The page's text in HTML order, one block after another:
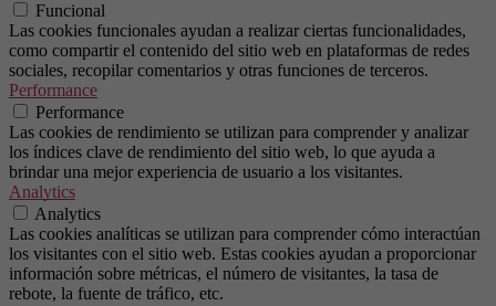
Funcional
Las cookies funcionales ayudan a realizar ciertas funcionalidades,
como compartir el contenido del sitio web en plataformas de redes
sociales, recopilar comentarios y otras funciones de terceros.
Performance
Performance
Las cookies de rendimiento se utilizan para comprender y analizar
los índices clave de rendimiento del sitio web, lo que ayuda a
brindar una mejor experiencia de usuario a los visitantes.
Analytics
Analytics
Las cookies analíticas se utilizan para comprender cómo interactúan
los visitantes con el sitio web. Estas cookies ayudan a proporcionar
información sobre métricas, el número de visitantes, la tasa de
rebote, la fuente de tráfico, etc.